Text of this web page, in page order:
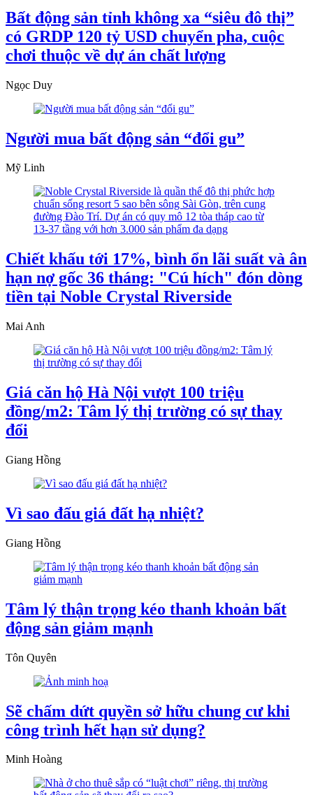
Bất động sản tỉnh không xa “siêu đô thị”
có GRDP 120 tỷ USD chuyển pha, cuộc
chơi thuộc về dự án chất lượng
Ngọc Duy
Người mua bất động sản “đổi gu”
Mỹ Linh
Chiết khấu tới 17%, bình ổn lãi suất và ân
hạn nợ gốc 36 tháng: "Cú hích" đón dòng
tiền tại Noble Crystal Riverside
Mai Anh
Giá căn hộ Hà Nội vượt 100 triệu
đồng/m2: Tâm lý thị trường có sự thay
đổi
Giang Hồng
Vì sao đấu giá đất hạ nhiệt?
Giang Hồng
Tâm lý thận trọng kéo thanh khoản bất
động sản giảm mạnh
Tôn Quyên
Sẽ chấm dứt quyền sở hữu chung cư khi
công trình hết hạn sử dụng?
Minh Hoàng